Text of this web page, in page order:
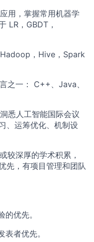
用，掌握常用机器学
LR，GBDT，
，Hive，Spark
之一： C++、Java、
悉人工智能国际会议
、运筹优化、机制设
较深厚的学术积累，
先，有项目管理和团队
优先。
者优先。